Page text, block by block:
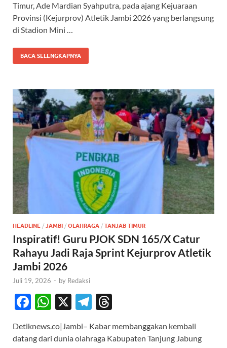
b
o
o
k
s
A
p
p
gr
a
a
ds
Timur, Ade Mardian Syahputra, pada ajang Kejuaraan
Provinsi (Kejurprov) Atletik Jambi 2026 yang berlangsung
di Stadion Mini …
BACA SELENGKAPNYA
HEADLINE / JAMBI / OLAHRAGA / TANJAB TIMUR
Inspiratif! Guru PJOK SDN 165/X Catur
Rahayu Jadi Raja Sprint Kejurprov Atletik
Jambi 2026
Juli 19, 2026 - by Redaksi
F
e
W
at
X
T
e
e
Detiknews.co|Jambi– Kabar membanggakan kembali
datang dari dunia olahraga Kabupaten Tanjung Jabung